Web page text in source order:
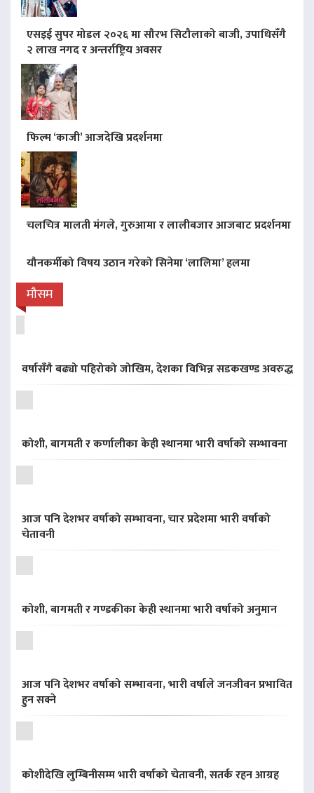
एसइई सुपर मोडल २०२६ मा सौरभ सिटौलाको बाजी, उपाधिसँगै
२ लाख नगद र अन्तर्राष्ट्रिय अवसर
फिल्म ‘काजी’ आजदेखि प्रदर्शनमा
चलचित्र मालती मंगले, गुरुआमा र लालीबजार आजबाट प्रदर्शनमा
यौनकर्मीको विषय उठान गरेको सिनेमा ‘लालिमा’ हलमा
मौसम
वर्षासँगै बढ्यो पहिरोको जोखिम, देशका विभिन्न सडकखण्ड अवरुद्ध
कोशी, बागमती र कर्णालीका केही स्थानमा भारी वर्षाको सम्भावना
आज पनि देशभर वर्षाको सम्भावना, चार प्रदेशमा भारी वर्षाको
चेतावनी
कोशी, बागमती र गण्डकीका केही स्थानमा भारी वर्षाको अनुमान
आज पनि देशभर वर्षाको सम्भावना, भारी वर्षाले जनजीवन प्रभावित
हुन सक्ने
कोशीदेखि लुम्बिनीसम्म भारी वर्षाको चेतावनी, सतर्क रहन आग्रह